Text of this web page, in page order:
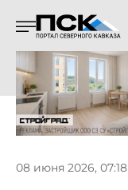
08 июня 2026, 07:18